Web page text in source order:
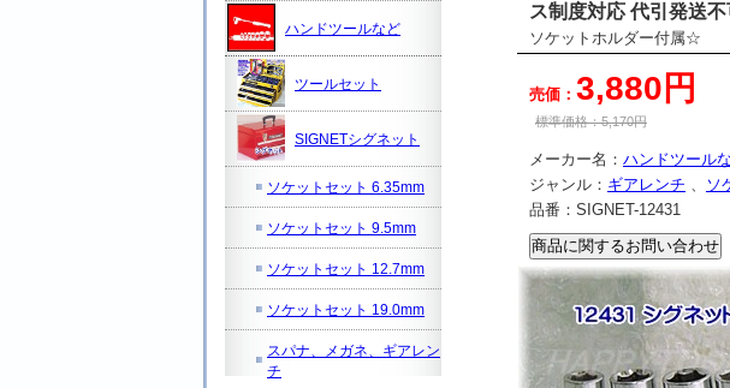
ス制度対応 代引発送
ソケットホルダー付属☆
売価： 3,880円
標準価格：5,170円
メーカー名： ハンドツール
ジャンル： ギアレンチ 、 ソ
品番： SIGNET-12431
ハンドツールなど
ツールセット
SIGNETシグネット
ソケットセット 6.35mm
ソケットセット 9.5mm
ソケットセット 12.7mm
ソケットセット 19.0mm
スパナ、メガネ、ギアレン
チ